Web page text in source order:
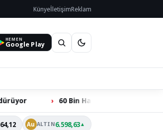
KünyeİletişimReklam
HEMEN
Google Play
60 Bin Hacılarlının Ortak Talebi: Ömer
64,12 Au ALTIN 6.598,63▲